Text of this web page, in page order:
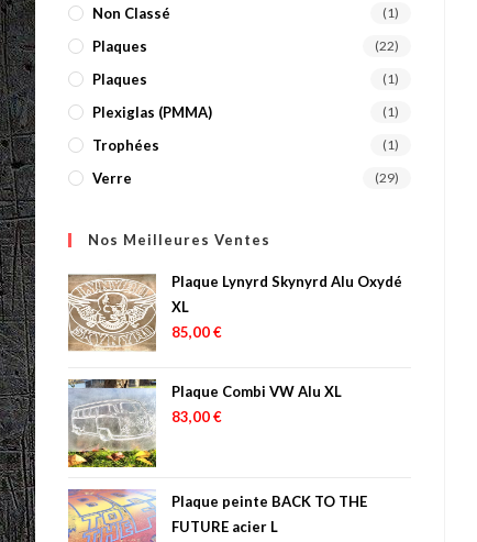
Non Classé (1)
Plaques (22)
Plaques (1)
Plexiglas (PMMA) (1)
Trophées (1)
Verre (29)
Nos Meilleures Ventes
Plaque Lynyrd Skynyrd Alu Oxydé
XL
85,00€
Plaque Combi VW Alu XL
83,00€
Plaque peinte BACK TO THE
FUTURE acier L